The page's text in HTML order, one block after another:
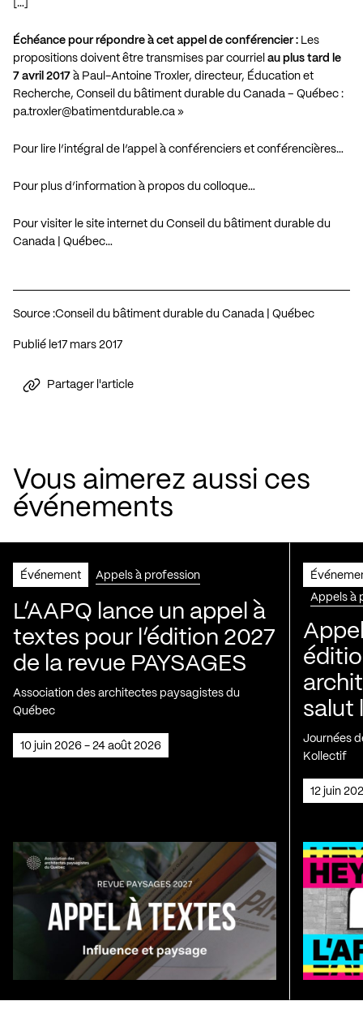
[…]
Échéance pour répondre à cet appel de conférencier : Les
propositions doivent être transmises par courriel au plus tard le
7 avril 2017 à Paul-Antoine Troxler, directeur, Éducation et
Recherche, Conseil du bâtiment durable du Canada – Québec :
pa.troxler@batimentdurable.ca »
Pour lire l’intégral de l’appel à conférenciers et conférencières…
Pour plus d’information à propos du colloque…
Pour visiter le site internet du Conseil du bâtiment durable du
Canada | Québec…
Source :Conseil du bâtiment durable du Canada | Québec
Publié le 17 mars 2017
Partager l'article
Vous aimerez aussi ces
événements
Événement Appels à profession
L’AAPQ lance un appel à
textes pour l’édition 2027
de la revue PAYSAGES
Association des architectes paysagistes du
Québec
10 juin 2026 - 24 août 2026
Appels à
salut
Journées
Kollectif
12 juin